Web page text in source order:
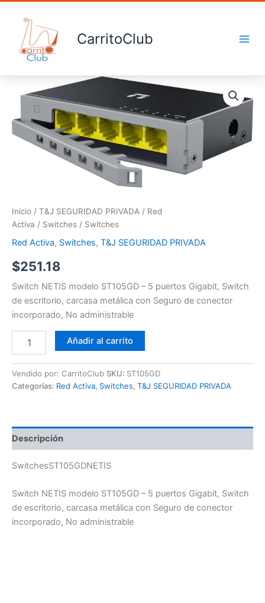
contenido
CarritoClub
Inicio / T&J SEGURIDAD PRIVADA / Red
Activa / Switches / Switches
Red Activa, Switches, T&J SEGURIDAD PRIVADA
$251.18
Switch NETIS modelo ST105GD – 5 puertos Gigabit, Switch
de escritorio, carcasa metálica con Seguro de conector
incorporado, No administrable
cantidad
Añadir al carrito
Vendido por: CarritoClub SKU: ST105GD
Categorías: Red Activa, Switches, T&J SEGURIDAD PRIVADA
Descripción
SwitchesST105GDNETIS
Switch NETIS modelo ST105GD – 5 puertos Gigabit, Switch
de escritorio, carcasa metálica con Seguro de conector
incorporado, No administrable